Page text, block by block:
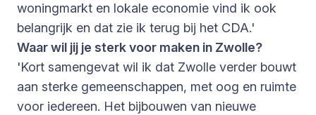
woningmarkt en lokale economie vind ik ook
belangrijk en dat zie ik terug bij het CDA.'
Waar wil jij je sterk voor maken in Zwolle?
'Kort samengevat wil ik dat Zwolle verder bouwt
aan sterke gemeenschappen, met oog en ruimte
voor iedereen. Het bijbouwen van nieuwe